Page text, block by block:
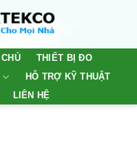
THIẾT BỊ ĐO
HỖ TRỢ KỸ THUẬT
LIÊN HỆ